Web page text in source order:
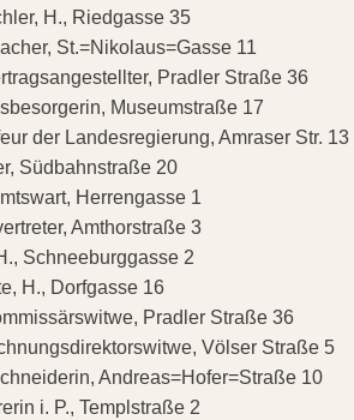
H., Riedgasse 35
St.=Nikolaus=Gasse 11
Pradler Straße 36
Museumstraße 17
der Landesregierung, Amraser Str. 13
Südbahnstraße 20
Herrengasse 1
Amthorstraße 3
Schneeburggasse 2
H., Dorfgasse 16
Pradler Straße 36
Völser Straße 5
Andreas=Hofer=Straße 10
i. P., Templstraße 2